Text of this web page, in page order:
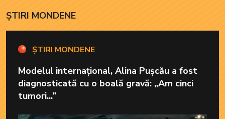
ȘTIRI MONDENE
ȘTIRI MONDENE
Modelul internațional, Alina Pușcău a fost
diagnosticată cu o boală gravă: „Am cinci
tumori...”